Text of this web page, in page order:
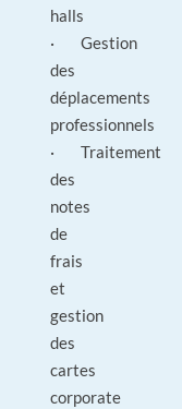
halls
· Gestion
des
déplacements
professionnels
· Traitement
des
notes
de
frais
et
gestion
des
cartes
corporate